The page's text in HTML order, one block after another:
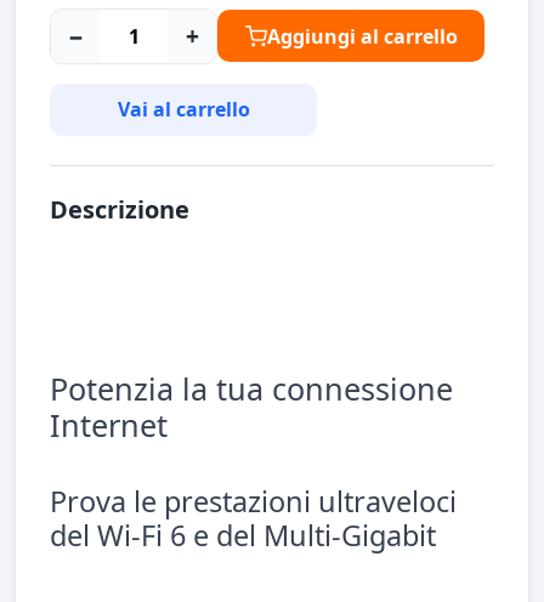
− + Aggiungi al carrello
Vai al carrello
Descrizione
Potenzia la tua connessione
Internet
Prova le prestazioni ultraveloci
del Wi-Fi 6 e del Multi-Gigabit